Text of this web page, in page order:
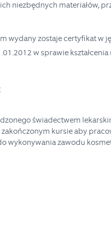
niezbędnych materiałów,
wydany zostaje certyfikat w
w sprawie
świadectwem
kursie aby
wykonywania zawodu